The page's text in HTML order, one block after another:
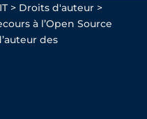
> Droits d'auteur>
à l’Open Source
des